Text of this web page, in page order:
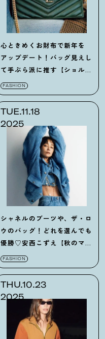
心ときめくお財布で新年を
アップデート ！ バッグ見えし
て手ぶら派に推す【ショル
ダータイプ】7選
FASHION
TUE.11.18
2025
シャネルのブーツや、ザ・ロ
ウのバッグ！どれを選んでも
優勝♡安西こずえ【秋のマス
トバイ】まとめ
FASHION
THU.10.23
2025